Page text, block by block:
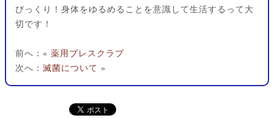
びっくり！身体をゆるめることを意識して生活するって大
切です！
前へ：« 薬用ブレスクラブ
次へ： 滅菌について »